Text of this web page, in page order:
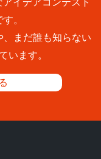
。
まだ誰も知らない
います。